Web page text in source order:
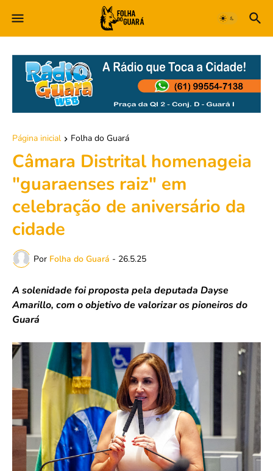
Página inicial Folha do Guará
Câmara Distrital homenageia
"guaraenses raiz" em
celebração de aniversário da
cidade
Por Folha do Guará - 26.5.25
A solenidade foi proposta pela deputada Dayse
Amarillo, com o objetivo de valorizar os pioneiros do
Guará